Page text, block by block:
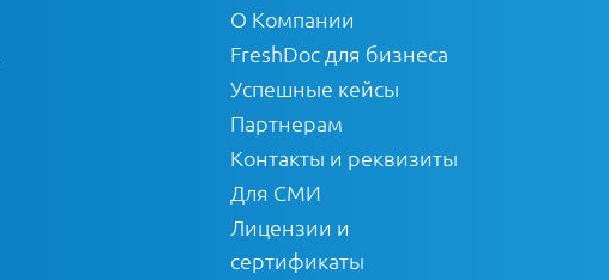
О Компании
FreshDoc для бизнеса
Успешные кейсы
Партнерам
Контакты и реквизиты
Для СМИ
Лицензии и
сертификаты